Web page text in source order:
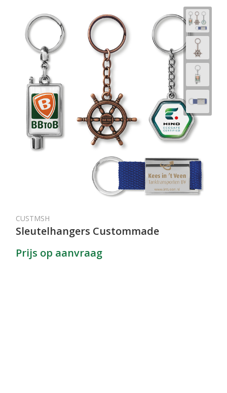
CUSTMSH
Sleutelhangers Custommade
Prijs op aanvraag